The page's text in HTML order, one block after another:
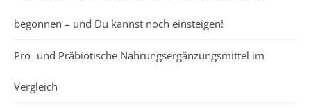
begonnen – und Du kannst noch einsteigen!
Pro- und Präbiotische Nahrungsergänzungsmittel im
Vergleich